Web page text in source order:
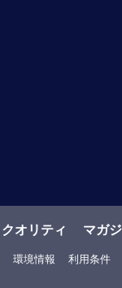
クオリティ マガ
環境情報 利用条件